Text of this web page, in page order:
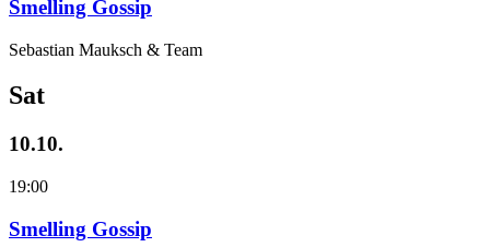
Smelling Gossip
Sebastian Mauksch & Team
Sat
10.10.
19:00
Smelling Gossip